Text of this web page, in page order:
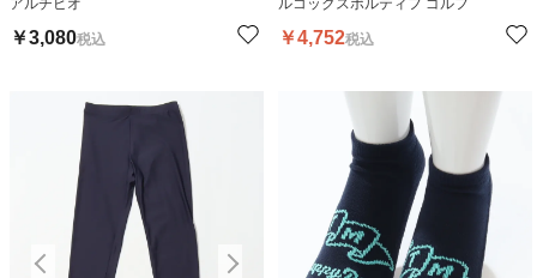
アルチビオ
￥3,080税込
ルコックスポルティフ ゴルフ
￥4,752税込